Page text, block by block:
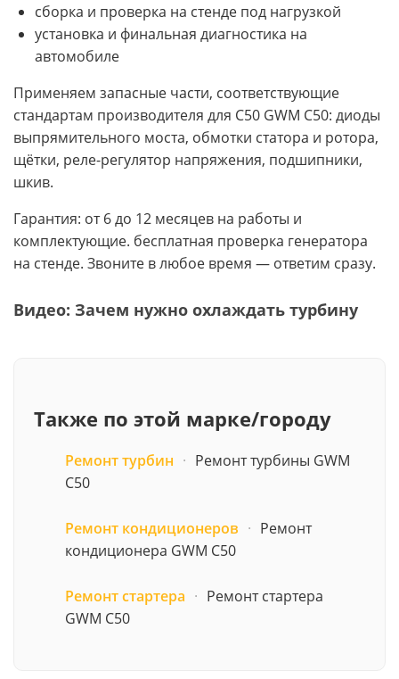
сборка и проверка на стенде под нагрузкой
установка и финальная диагностика на
автомобиле
Применяем запасные части, соответствующие
стандартам производителя для C50 GWM C50: диоды
выпрямительного моста, обмотки статора и ротора,
щётки, реле-регулятор напряжения, подшипники,
шкив.
Гарантия: от 6 до 12 месяцев на работы и
комплектующие. бесплатная проверка генератора
на стенде. Звоните в любое время — ответим сразу.
Видео: Зачем нужно охлаждать турбину
Также по этой марке/городу
Ремонт турбин · Ремонт турбины GWM
C50
Ремонт кондиционеров · Ремонт
кондиционера GWM C50
Ремонт стартера · Ремонт стартера
GWM C50